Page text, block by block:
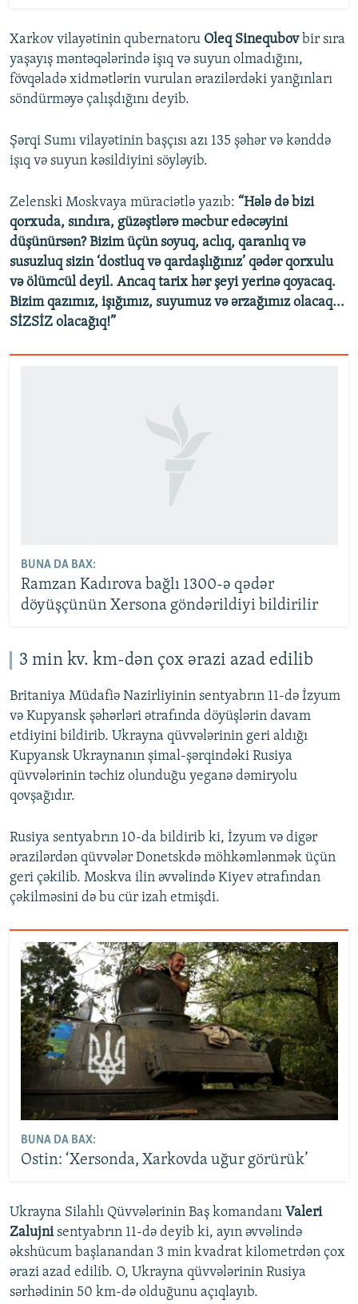
Xarkov vilayətinin qubernatoru Oleq Sinequbovbir sıra
yaşayış məntəqələrində işıq və suyun olmadığını,
fövqəladə xidmətlərin vurulan ərazilərdəki yanğınları
söndürməyə çalışdığını deyib.
Şərqi Sumı vilayətinin başçısı azı 135 şəhər və kənddə
işıq və suyun kəsildiyini söyləyib.
Zelenski Moskvaya müraciətlə yazıb: “Hələ də bizi
qorxuda, sındıra, güzəştlərə məcbur edəcəyini
düşünürsən? Bizim üçün soyuq, aclıq, qaranlıq və
susuzluq sizin ‘dostluq və qardaşlığınız’ qədər qorxulu
və ölümcül deyil. Ancaq tarix hər şeyi yerinə qoyacaq.
Bizim qazımız, işığımız, suyumuz və ərzağımız olacaq...
SİZSİZ olacağıq!”
BUNA DA BAX:
Ramzan Kadırova bağlı 1300-ə qədər
döyüşçünün Xersona göndərildiyi bildirilir
3 min kv. km-dən çox ərazi azad edilib
Britaniya Müdafiə Nazirliyinin sentyabrın 11-də İzyum
və Kupyansk şəhərləri ətrafında döyüşlərin davam
etdiyini bildirib. Ukrayna qüvvələrinin geri aldığı
Kupyansk Ukraynanın şimal-şərqindəki Rusiya
qüvvələrinin təchiz olunduğu yeganə dəmiryolu
qovşağıdır.
Rusiya sentyabrın 10-da bildirib ki, İzyum və digər
ərazilərdən qüvvələr Donetskdə möhkəmlənmək üçün
geri çəkilib. Moskva ilin əvvəlində Kiyev ətrafından
çəkilməsini də bu cür izah etmişdi.
BUNA DA BAX:
Ostin: ‘Xersonda, Xarkovda uğur görürük’
Ukrayna Silahlı Qüvvələrinin Baş komandanı Valeri
Zalujni sentyabrın 11-də deyib ki, ayın əvvəlində
əkshücum başlanandan 3 min kvadrat kilometrdən çox
ərazi azad edilib. O, Ukrayna qüvvələrinin Rusiya
sərhədinin 50 km-də olduğunu açıqlayıb.